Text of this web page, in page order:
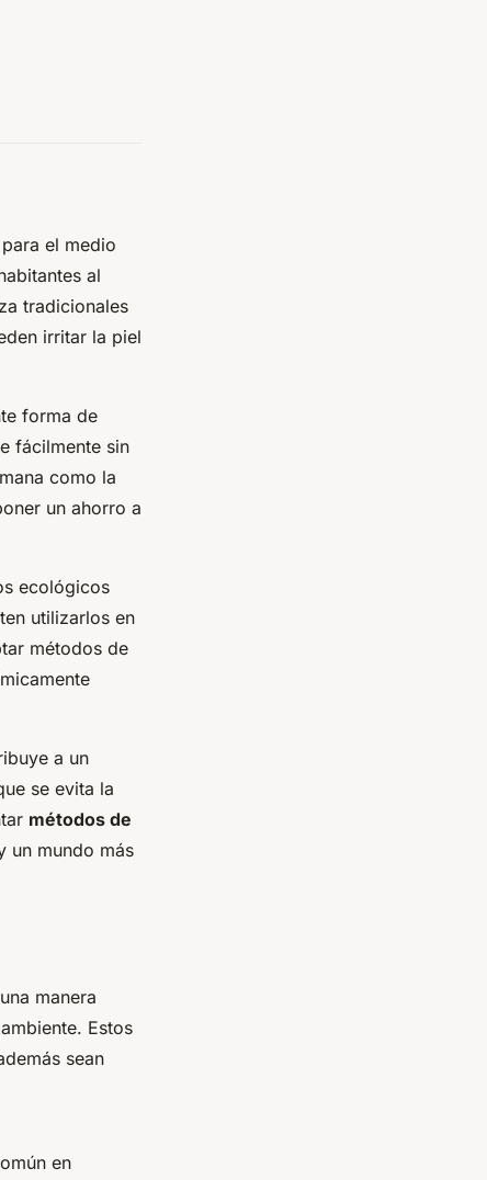
el medio
al
tradicionales
irritar la piel
forma de
fácilmente sin
como la
un ahorro a
ecológicos
utilizarlos en
métodos de
a un
se evita la
métodos de
un mundo más
manera
Estos
sean
en